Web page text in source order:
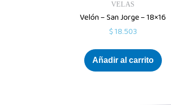
VELAS
Velón – San Jorge – 18×16
$18.503
Añadir al carrito